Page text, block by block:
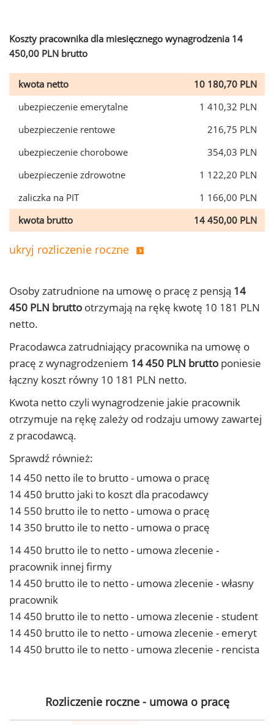
Koszty pracownika dla miesięcznego wynagrodzenia 14
450,00 PLN brutto
kwota netto
10 180,70 PLN
ubezpieczenie emerytalne
1 410,32 PLN
ubezpieczenie rentowe
216,75 PLN
ubezpieczenie chorobowe
354,03 PLN
ubezpieczenie zdrowotne
1 122,20 PLN
zaliczka na PIT
1 166,00 PLN
kwota brutto
14 450,00 PLN
ukryj rozliczenie roczne
Osoby zatrudnione na umowę o pracę z pensją 14
450 PLN brutto otrzymają na rękę kwotę 10 181 PLN
netto.
Pracodawca zatrudniający pracownika na umowę o
pracę z wynagrodzeniem 14 450 PLN brutto poniesie
łączny koszt równy 10 181 PLN netto.
Kwota netto czyli wynagrodzenie jakie pracownik
otrzymuje na rękę zależy od rodzaju umowy zawartej
z pracodawcą.
Sprawdź również:
14 450 netto ile to brutto - umowa o pracę
14 450 brutto jaki to koszt dla pracodawcy
14 550 brutto ile to netto - umowa o pracę
14 350 brutto ile to netto - umowa o pracę
14 450 brutto ile to netto - umowa zlecenie -
pracownik innej firmy
14 450 brutto ile to netto - umowa zlecenie - własny
pracownik
14 450 brutto ile to netto - umowa zlecenie - student
14 450 brutto ile to netto - umowa zlecenie - emeryt
14 450 brutto ile to netto - umowa zlecenie - rencista
Rozliczenie roczne - umowa o pracę